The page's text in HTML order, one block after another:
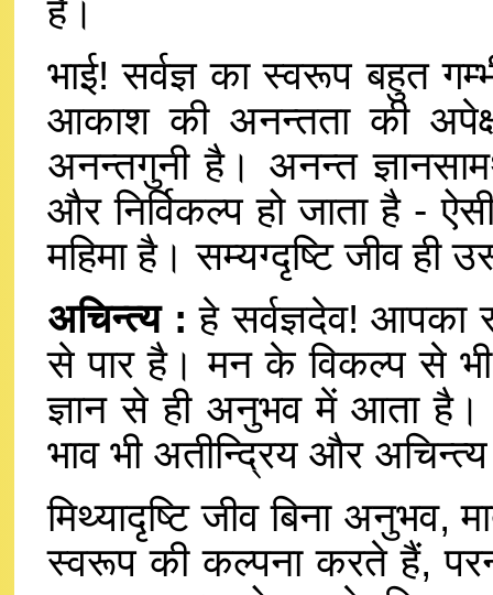
है।
भाई! सर्वज्ञ का स्वरूप बहुत
आकाश की अनन्तता की
अनन्तगुनी है। अनन्त
और निर्विकल्प हो जाता है -
महिमा है। सम्यग्दृष्टि जीव
अचिन्त्य : हे सर्वज्ञदेव! आपका
से पार है। मन के विकल्प से
ज्ञान से ही अनुभव में आता है।
भाव भी अतीन्द्रिय और
मिथ्यादृष्टि जीव बिना
स्वरूप की कल्पना करते हैं,